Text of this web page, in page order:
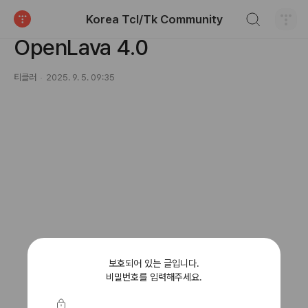
Korea Tcl/Tk Community
블로그 (Blog)/개발로그 (Devlogs)
OpenLava 4.0
티클러 2025. 9. 5. 09:35
보호되어 있는 글입니다.
비밀번호를 입력해주세요.